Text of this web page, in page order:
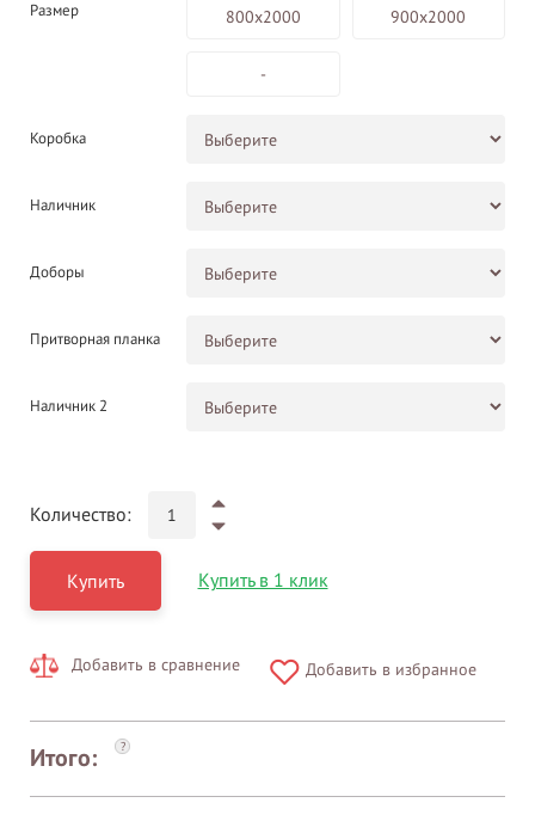
Размер 800х2000 900х2000
-
Коробка
Наличник
Доборы
Притворная планка
Наличник 2
Количество:
Купить Купить в 1 клик
Добавить в сравнение Добавить в избранное
Итого: ?